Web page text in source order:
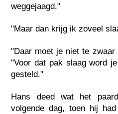
weggejaagd."
"Maar dan krijg ik zoveel
"Daar moet je niet te
"Voor dat pak slaag word
gesteld."
Hans deed wat het
volgende dag, toen hij